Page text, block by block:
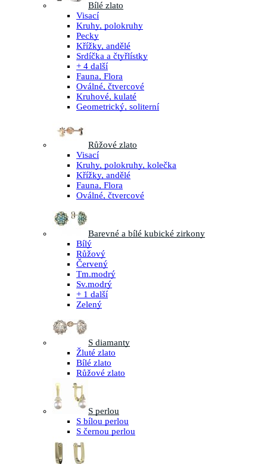
Bílé zlato
Visací
Kruhy, polokruhy
Pecky
Křížky, andělé
Srdíčka a čtyřlístky
+ 4 další
Fauna, Flora
Oválné, čtvercové
Kruhové, kulaté
Geometrický, soliterní
Růžové zlato
Visací
Kruhy, polokruhy, kolečka
Křížky, andělé
Fauna, Flora
Oválné, čtvercové
Barevné a bílé kubické zirkony
Bílý
Růžový
Červený
Tm.modrý
Sv.modrý
+ 1 další
Zelený
S diamanty
Žluté zlato
Bílé zlato
Růžové zlato
S perlou
S bílou perlou
S černou perlou